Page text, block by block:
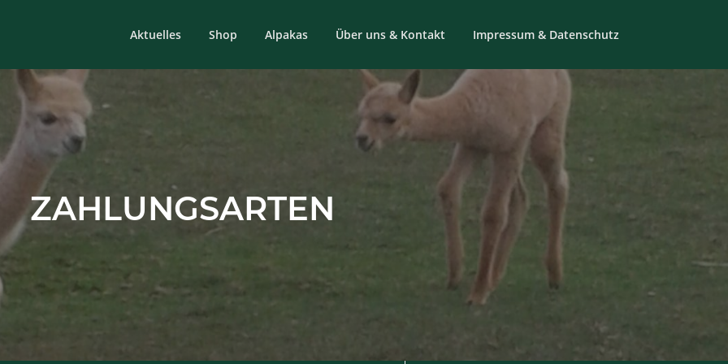
Aktuelles Shop Alpakas Über uns & Kontakt Impressum & Datenschutz
ZAHLUNGSARTEN